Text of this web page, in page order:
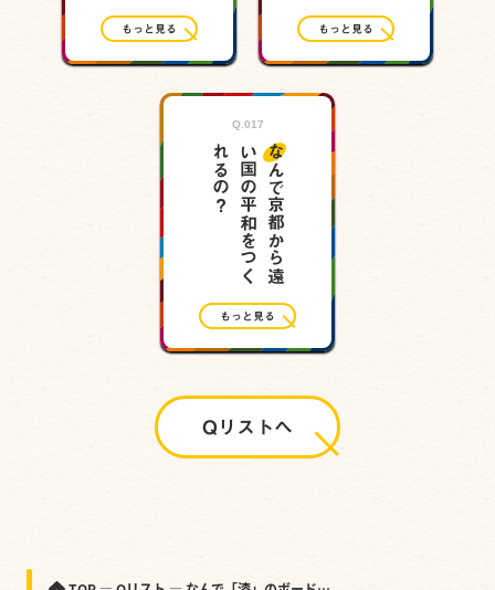
もっと見る もっと見る
Q.017
な
ん
で
京
都
か
ら
遠
い
国
の
平
和
を
つ
く
れ
る
の
？
もっと見る
Q.017
Qリストへ